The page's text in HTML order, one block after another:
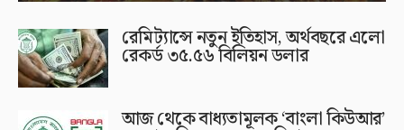
রেমিট্যান্সে নতুন ইতিহাস, অর্থবছরে এলো
রেকর্ড ৩৫.৫৬ বিলিয়ন ডলার
আজ থেকে বাধ্যতামূলক ‘বাংলা কিউআর’